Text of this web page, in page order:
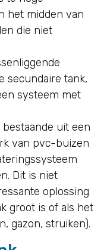
het midden van
die niet
secundaire tank,
systeem met
uit een
van pvc-buizen
Dit is niet
oplossing
groot is of als het
gazon, struiken).